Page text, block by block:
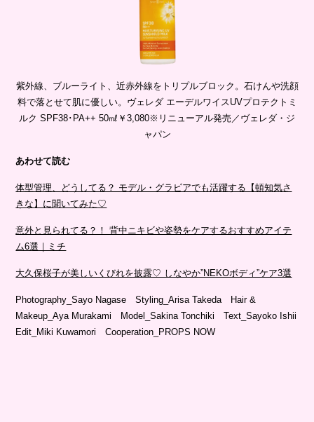
紫外線、ブルーライト、近赤外線をトリプルブロック。石けんや洗顔
料で落とせて肌に優しい。ヴェレダ エーデルワイスUVプロテクトミ
ルク SPF38･PA++ 50㎖￥3,080※リニューアル発売／ヴェレダ・ジ
ャパン
あわせて読む
体型管理、どうしてる？ モデル・グラビアでも活躍する【頓知気さ
きな】に聞いてみた♡
意外と見られてる？！ 背中ニキビや姿勢をケアするおすすめアイテ
ム6選｜ミチ
大久保桜子が美しいくびれを披露♡ しなやか”NEKOボディ”ケア3選
Photography_Sayo Nagase Styling_Arisa Takeda Hair &
Makeup_Aya Murakami Model_Sakina Tonchiki Text_Sayoko Ishii
Edit_Miki Kuwamori Cooperation_PROPS NOW